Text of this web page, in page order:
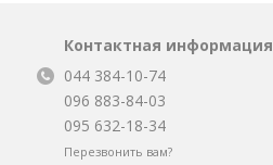
Контактная информация
044 384-10-74
096 883-84-03
095 632-18-34
Перезвонить вам?